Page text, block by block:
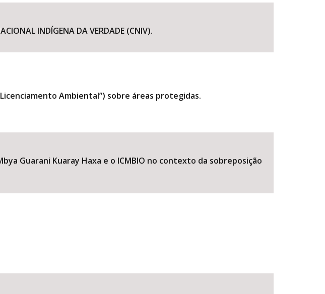
INDÍGENA DA VERDADE (CNIV).
Ambiental”) sobre áreas protegidas.
Guarani Kuaray Haxa e o ICMBIO no contexto da sobreposição